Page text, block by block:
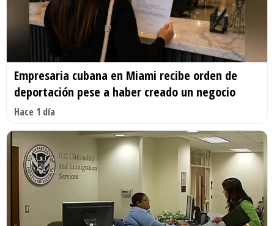
Empresaria cubana en Miami recibe orden de
deportación pese a haber creado un negocio
Hace 1 día